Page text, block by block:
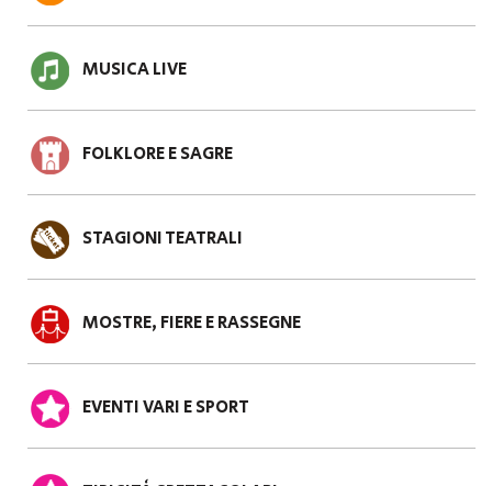
MUSICA LIVE
FOLKLORE E SAGRE
STAGIONI TEATRALI
MOSTRE, FIERE E RASSEGNE
EVENTI VARI E SPORT